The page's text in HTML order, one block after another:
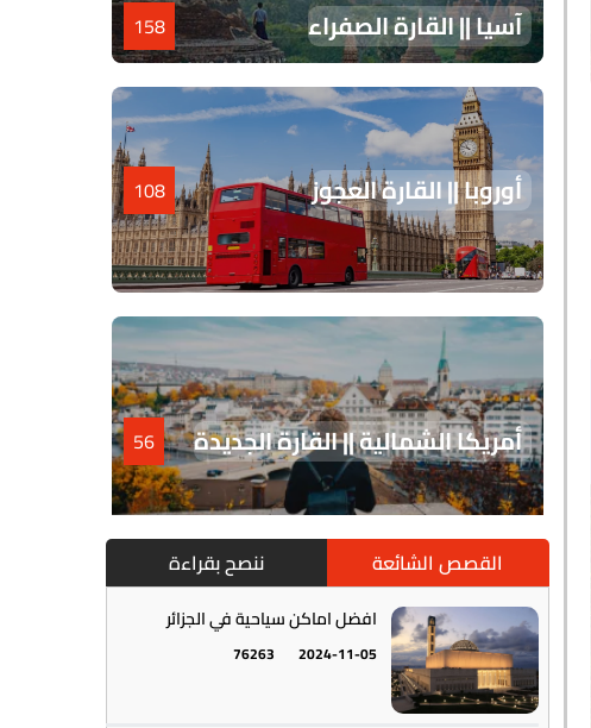
آسيا || القارة الصفراء 158
أوروبا || القارة العجوز 108
أمريكا الشمالية || القارة الجديدة 56
أمريكا الجنوبية || القارة اللاتينية
القصص الشائعة ننصح بقراءة
افضل اماكن سياحية في الجزائر
2024-11-05
76263